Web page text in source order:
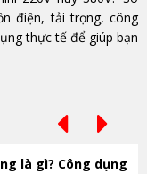
điện, tải trọng, công
thực tế để giúp bạn
là gì? Công dụng